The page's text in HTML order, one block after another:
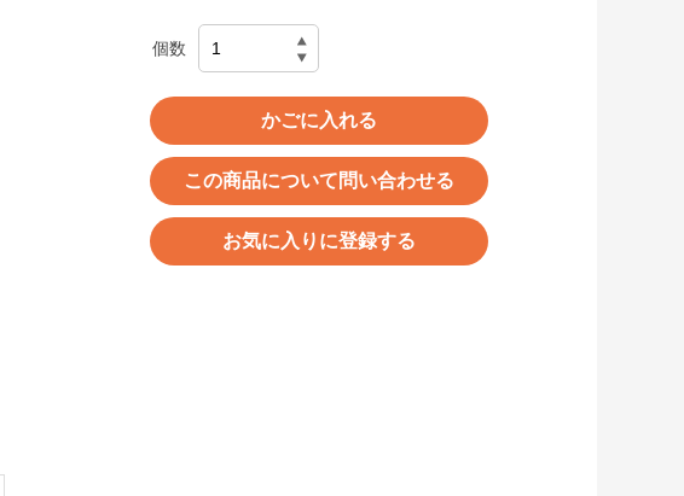
個数
かごに入れる
この商品について問い合わせる
お気に入りに登録する